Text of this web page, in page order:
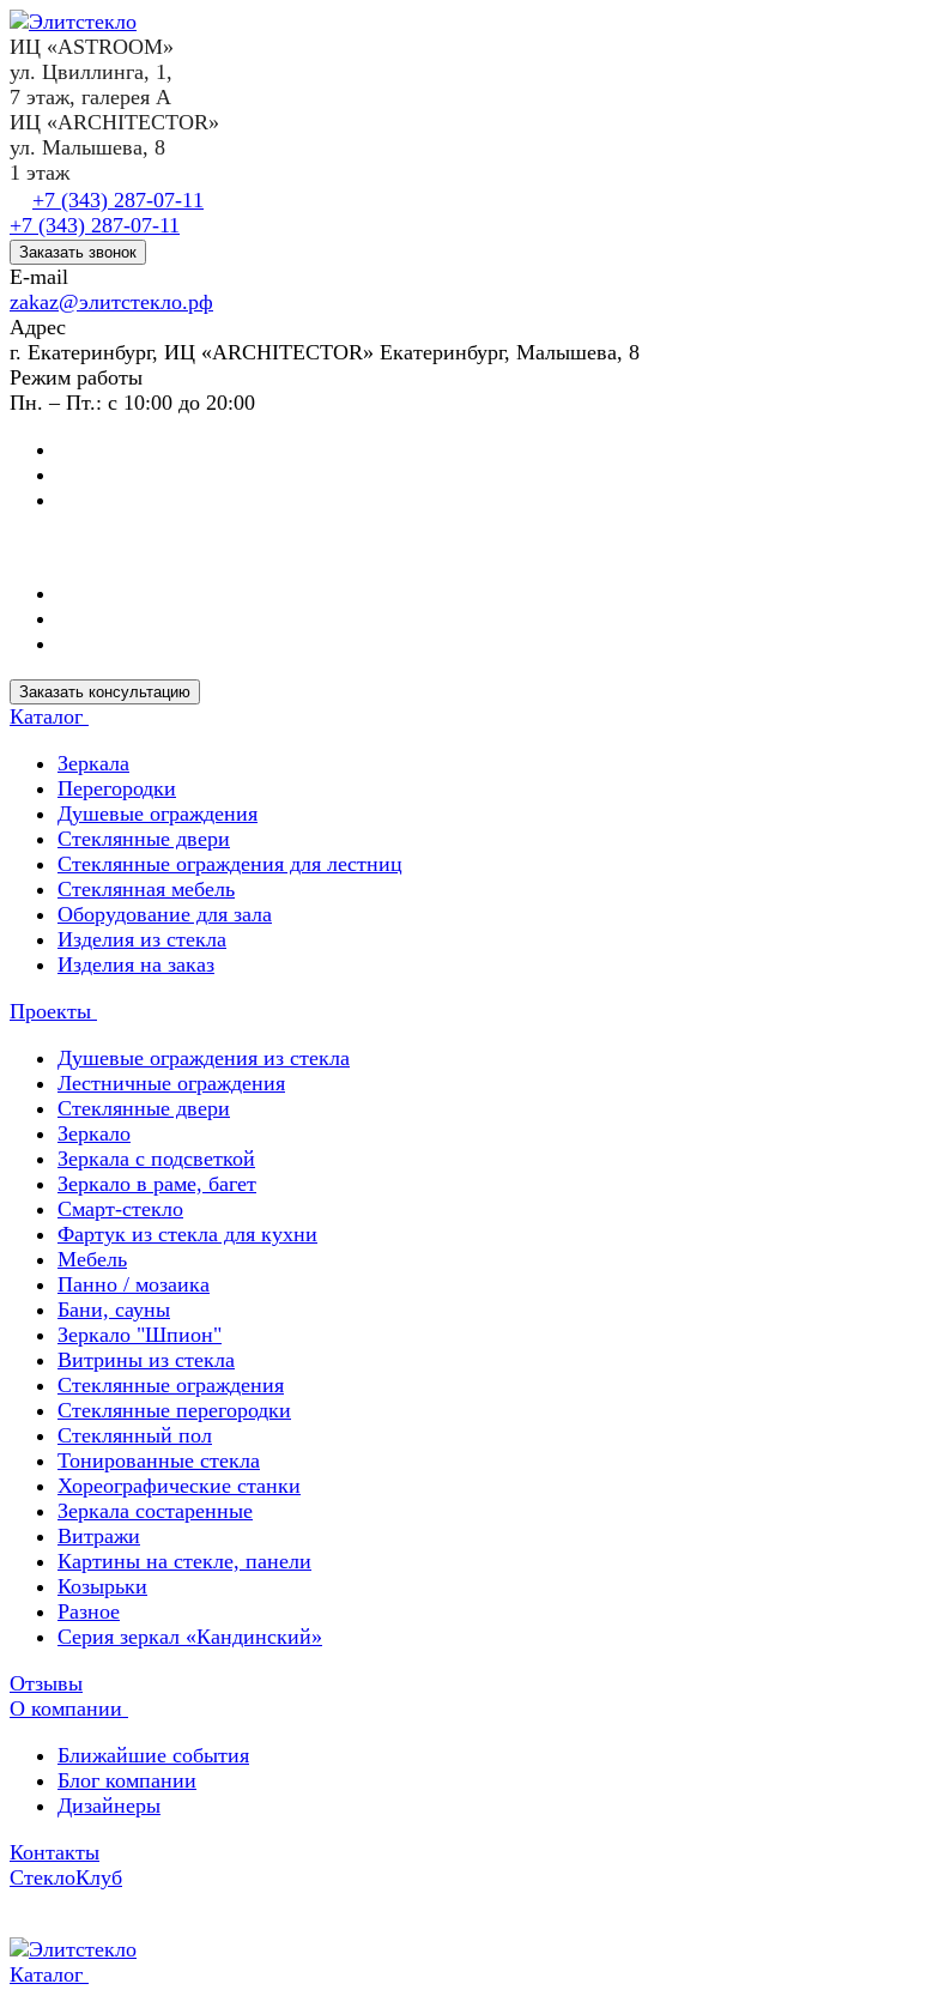
ИЦ «ASTROOM»
ул. Цвиллинга, 1,
7 этаж, галерея А
ИЦ «ARCHITECTOR»
ул. Малышева, 8
1 этаж
+7 (343) 287-07-11
+7 (343) 287-07-11
Заказать звонок
E-mail
zakaz@элитстекло.рф
Адрес
г. Екатеринбург, ИЦ «ARCHITECTOR» Екатеринбург, Малышева, 8
Режим работы
Пн. – Пт.: с 10:00 до 20:00
Заказать консультацию
Каталог
Зеркала
Перегородки
Душевые ограждения
Стеклянные двери
Стеклянные ограждения для лестниц
Стеклянная мебель
Оборудование для зала
Изделия из стекла
Изделия на заказ
Проекты
Душевые ограждения из стекла
Лестничные ограждения
Стеклянные двери
Зеркало
Зеркала с подсветкой
Зеркало в раме, багет
Смарт-стекло
Фартук из стекла для кухни
Мебель
Панно / мозаика
Бани, сауны
Зеркало "Шпион"
Витрины из стекла
Стеклянные ограждения
Стеклянные перегородки
Стеклянный пол
Тонированные стекла
Хореографические станки
Зеркала состаренные
Витражи
Картины на стекле, панели
Козырьки
Разное
Серия зеркал «Кандинский»
Отзывы
О компании
Ближайшие события
Блог компании
Дизайнеры
Контакты
СтеклоКлуб
Каталог